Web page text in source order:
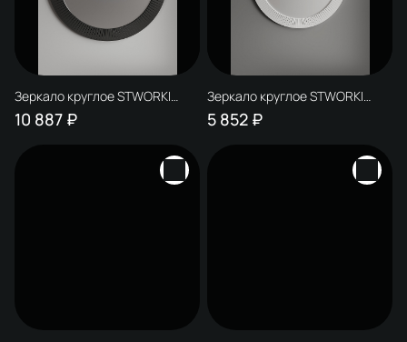
Зеркало круглое STWORKI
Молде 100 антрацит матовый
10 887 ₽
Зеркало круглое STWORKI
Молде 80 белый глянец
5 852 ₽